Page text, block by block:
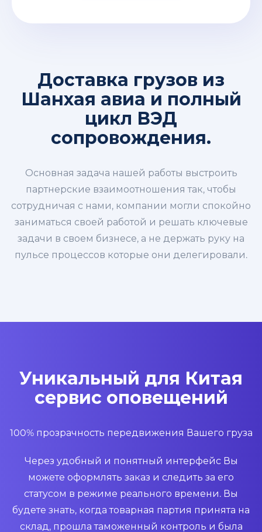
Доставка грузов из
Шанхая авиа и полный
цикл ВЭД
сопровождения.
Основная задача нашей работы выстроить
партнерские взаимоотношения так, чтобы
сотрудничая с нами, компании могли спокойно
заниматься своей работой и решать ключевые
задачи в своем бизнесе, а не держать руку на
пульсе процессов которые они делегировали.
Уникальный для Китая
сервис оповещений
100% прозрачность передвижения Вашего груза
Через удобный и понятный интерфейс Вы
можете оформлять заказ и следить за его
статусом в режиме реального времени. Вы
будете знать, когда товарная партия принята на
склад, прошла таможенный контроль и была